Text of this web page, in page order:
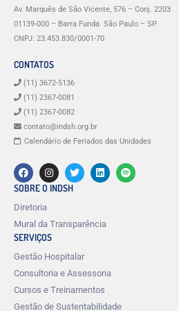
Av. Marquês de São Vicente, 576 – Conj. 2203
01139-000 – Barra Funda. São Paulo – SP.
CNPJ: 23.453.830/0001-70
CONTATOS
(11) 3672-5136
(11) 2367-0081
(11) 2367-0082
contato@indsh.org.br
Calendário de Feriados das Unidades
SOBRE O INDSH
Diretoria
Mural da Transparência
SERVIÇOS
Gestão Hospitalar
Consultoria e Assessoria
Cursos e Treinamentos
Gestão de Sustentabilidade